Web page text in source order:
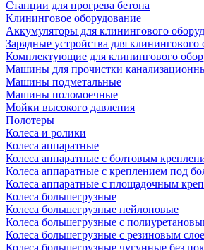
Станции для прогрева бетона
Клининговое оборудование
Аккумуляторы для клинингового
Зарядные устройства для клинингового
Комплектующие для клинингового
Машины для прочистки
Машины подметальные
Машины поломоечные
Мойки высокого давления
Полотеры
Колеса и ролики
Колеса аппаратные
Колеса аппаратные с болтовым
Колеса аппаратные с креплением под
Колеса аппаратные с площадочным
Колеса большегрузные
Колеса большегрузные нейлоновые
Колеса большегрузные с
Колеса большегрузные с резиновым
Колеса большегрузные чугунные без